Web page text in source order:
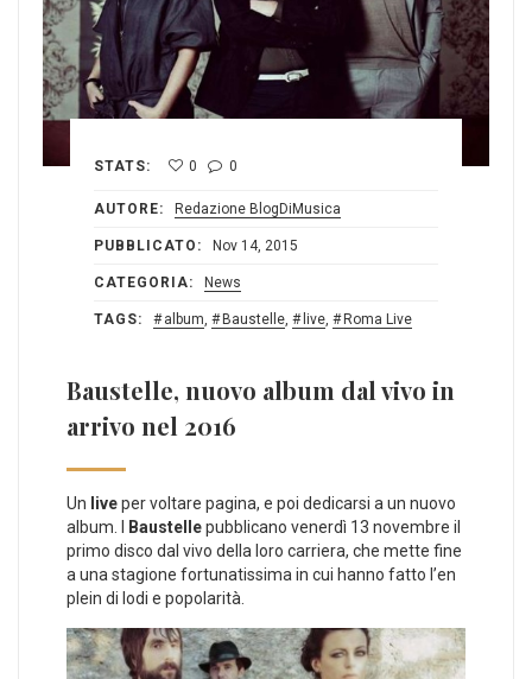
STATS: 0 0
AUTORE: Redazione BlogDiMusica
PUBBLICATO: Nov 14, 2015
CATEGORIA: News
TAGS: album, Baustelle, live, Roma Live
Baustelle, nuovo album dal vivo in
arrivo nel 2016
Un liveper voltare pagina, e poi dedicarsi a un nuovo
album. I
Baustellepubblicano venerdì 13 novembre il
primo disco dal vivo della loro carriera, che mette fine
a una stagione fortunatissima in cui hanno fatto l’en
plein di lodi e popolarità.